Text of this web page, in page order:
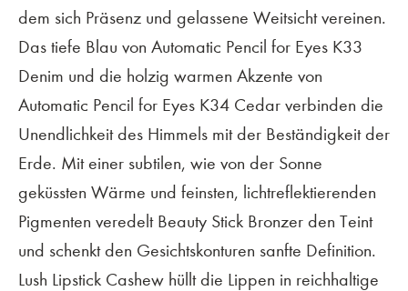
dem sich Präsenz und gelassene Weitsicht vereinen.
Das tiefe Blau von Automatic Pencil for Eyes K33
Denim und die holzig warmen Akzente von
Automatic Pencil for Eyes K34 Cedar verbinden die
Unendlichkeit des Himmels mit der Beständigkeit der
Erde. Mit einer subtilen, wie von der Sonne
geküssten Wärme und feinsten, lichtreflektierenden
Pigmenten veredelt Beauty Stick Bronzer den Teint
und schenkt den Gesichtskonturen sanfte Definition.
Lush Lipstick Cashew hüllt die Lippen in reichhaltige